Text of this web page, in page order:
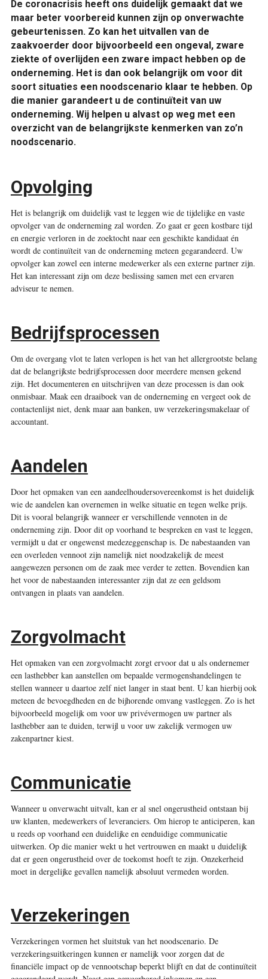
De coronacrisis heeft ons duidelijk gemaakt dat we
maar beter voorbereid kunnen zijn op onverwachte
gebeurtenissen. Zo kan het uitvallen van de
zaakvoerder door bijvoorbeeld een ongeval, zware
ziekte of overlijden een zware impact hebben op de
onderneming.Het is dan ook belangrijk om voor dit
soort situaties een noodscenario klaar te hebben. Op
die manier garandeert u de continuïteit van uw
onderneming. Wij helpen u alvast op weg met een
overzicht van de belangrijkste kenmerken van zo’n
noodscenario.
Opvolging
Het is belangrijk om duidelijk vast te leggen wie de tijdelijke en vaste
opvolger van de onderneming zal worden. Zo gaat er geen kostbare tijd
en energie verloren in de zoektocht naar een geschikte kandidaat én
wordt de continuïteit van de onderneming meteen gegarandeerd. Uw
opvolger kan zowel een interne medewerker als een externe partner zijn.
Het kan interessant zijn om deze beslissing samen met een ervaren
adviseur te nemen.
Bedrijfsprocessen
Om de overgang vlot te laten verlopen is het van het allergrootste belang
dat de belangrijkste bedrijfsprocessen door meerdere mensen gekend
zijn. Het documenteren en uitschrijven van deze processen is dan ook
onmisbaar. Maak een draaiboek van de onderneming en vergeet ook de
contactenlijst niet, denk maar aan banken, uw verzekeringsmakelaar of
accountant.
Aandelen
Door het opmaken van een aandeelhoudersovereenkomst is het duidelijk
wie de aandelen kan overnemen in welke situatie en tegen welke prijs.
Dit is vooral belangrijk wanneer er verschillende vennoten in de
onderneming zijn. Door dit op voorhand te bespreken en vast te leggen,
vermijdt u dat er ongewenst medezeggenschap is. De nabestaanden van
een overleden vennoot zijn namelijk niet noodzakelijk de meest
aangewezen personen om de zaak mee verder te zetten. Bovendien kan
het voor de nabestaanden interessanter zijn dat ze een geldsom
ontvangen in plaats van aandelen.
Zorgvolmacht
Het opmaken van een zorgvolmacht zorgt ervoor dat u als ondernemer
een lasthebber kan aanstellen om bepaalde vermogenshandelingen te
stellen wanneer u daartoe zelf niet langer in staat bent. U kan hierbij ook
meteen de bevoegdheden en de bijhorende omvang vastleggen. Zo is het
bijvoorbeeld mogelijk om voor uw privévermogen uw partner als
lasthebber aan te duiden, terwijl u voor uw zakelijk vermogen uw
zakenpartner kiest.
Communicatie
Wanneer u onverwacht uitvalt, kan er al snel ongerustheid ontstaan bij
uw klanten, medewerkers of leveranciers. Om hierop te anticiperen, kan
u reeds op voorhand een duidelijke en eenduidige communicatie
uitwerken. Op die manier wekt u het vertrouwen en maakt u duidelijk
dat er geen ongerustheid over de toekomst hoeft te zijn. Onzekerheid
moet in dergelijke gevallen namelijk absoluut vermeden worden.
Verzekeringen
Verzekeringen vormen het sluitstuk van het noodscenario. De
verzekeringsuitkeringen kunnen er namelijk voor zorgen dat de
financiële impact op de vennootschap beperkt blijft en dat de continuïteit